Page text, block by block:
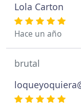
Lola Carton
Hace un año
brutal